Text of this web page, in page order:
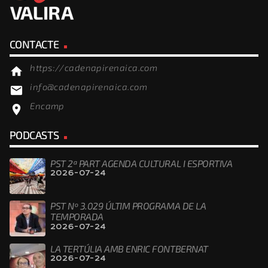
CONTACTE
home https://cadenapirenaica.com
email info@cadenapirenaica.com
location_on Encamp
PODCASTS
PST 2ª PART AGENDA CULTURAL I ESPORTIVA
2026-07-24
PST Nº 3.029 ÚLTIM PROGRAMA DE LA
TEMPORADA
2026-07-24
LA TERTÚLIA AMB ENRIC FONTBERNAT
2026-07-24